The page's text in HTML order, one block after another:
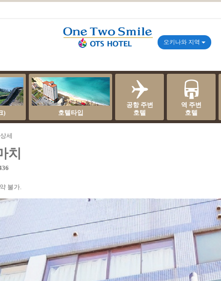
오키나와 지역
) 호텔타입
공항 주변
호텔
역 주변
호텔
세
치
불가.